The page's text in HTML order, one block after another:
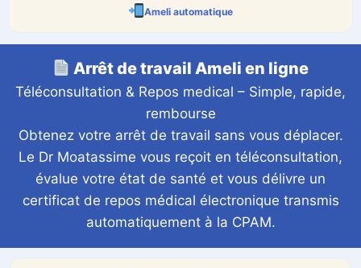
SYMPTÔMES & ANALYSE
parle français, anglais,
espagnol, italien,
allemand et arabe (y
compris Darija). Décrivez
Ameli automatique
Arrêt de travail Ameli en ligne
Téléconsultation & Repos medical – Simple, rapide,
rembourse
Obtenez votre arrêt de travail sans vous déplacer.
Le Dr Moatassime vous reçoit en téléconsultation,
évalue votre état de santé et vous délivre un
certificat de repos médical électronique transmis
automatiquement à la CPAM.